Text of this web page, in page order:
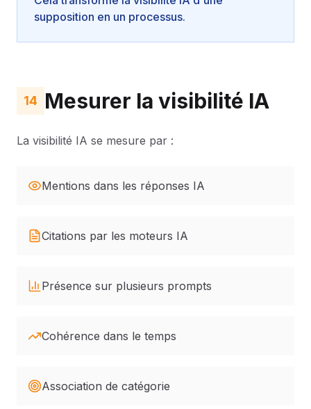
supposition en un processus.
14 Mesurer la visibilité IA
La visibilité IA se mesure par :
Mentions dans les réponses IA
Citations par les moteurs IA
Présence sur plusieurs prompts
Cohérence dans le temps
Association de catégorie